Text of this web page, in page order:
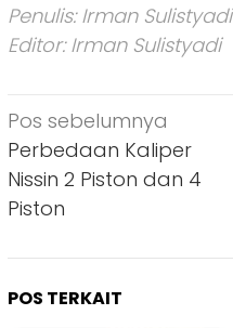
Penulis: Irman Sulistyadi
Editor: Irman Sulistyadi
Navigasi
pos
Pos sebelumnya
Perbedaan Kaliper
Nissin 2 Piston dan 4
Piston
POS TERKAIT